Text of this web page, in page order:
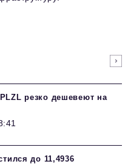
резко дешевеют на
до 11,4936